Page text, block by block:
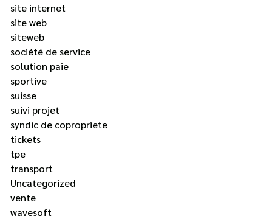
site internet
site web
siteweb
société de service
solution paie
sportive
suisse
suivi projet
syndic de copropriete
tickets
tpe
transport
Uncategorized
vente
wavesoft